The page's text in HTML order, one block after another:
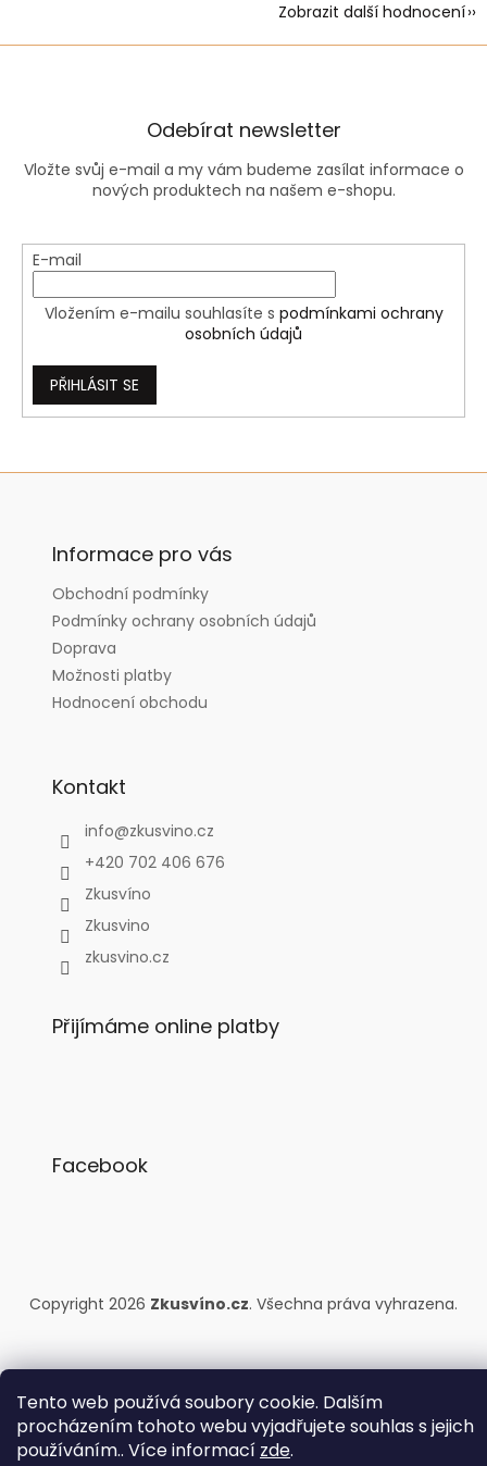
Tento web používá soubory cookie. Dalším
procházením tohoto webu vyjadřujete souhlas s jejich
používáním.. Více informací zde.
Zobrazit další hodnocení
Odebírat newsletter
Vložte svůj e-mail a my vám budeme zasílat informace o
nových produktech na našem e-shopu.
E-mail
Vložením e-mailu souhlasíte s podmínkami ochrany
osobních údajů
PŘIHLÁSIT SE
Z
Informace pro vás
Obchodní podmínky
Podmínky ochrany osobních údajů
Doprava
Možnosti platby
Hodnocení obchodu
Kontakt
info@zkusvino.cz
+420 702 406 676
Zkusvíno
Zkusvino
zkusvino.cz
Přijímáme online platby
Facebook
Copyright 2026 Zkusvíno.cz. Všechna práva vyhrazena.